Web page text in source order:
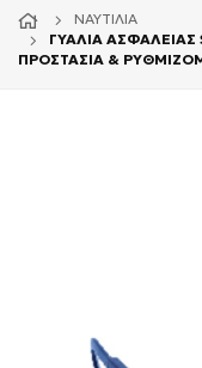
ΝΑΥΤΙΛΊΑ
ΓΥΑΛΙΑ ΑΣΦΑΛΕΙΑΣ
ΠΡΟΣΤΑΣΙΑ &